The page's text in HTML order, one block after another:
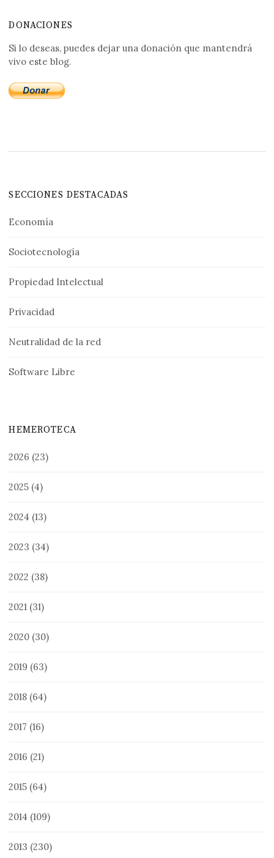
DONACIONES
Si lo deseas, puedes dejar una donación que mantendrá
vivo este blog.
SECCIONES DESTACADAS
Economía
Sociotecnología
Propiedad Intelectual
Privacidad
Neutralidad de la red
Software Libre
HEMEROTECA
2026 (23)
2025 (4)
2024 (13)
2023 (34)
2022 (38)
2021 (31)
2020 (30)
2019 (63)
2018 (64)
2017 (16)
2016 (21)
2015 (64)
2014 (109)
2013 (230)